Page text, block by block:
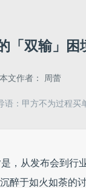
「双输」困
本文作者： 周蕾
语：甲方不为过程买
，从发布会到行
醉于如火如荼的